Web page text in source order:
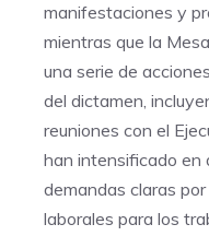
manifestaciones y
mientras que la
una serie de
del dictamen,
reuniones con el
han intensificado en
demandas claras
laborales para los